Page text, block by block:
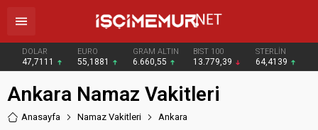
DOLAR
47,7111
EURO
55,1881
GRAM ALTIN
6.660,55
BIST 100
13.779,39
STERLİN
64,4139
Ankara Namaz Vakitleri
Anasayfa Namaz Vakitleri Ankara